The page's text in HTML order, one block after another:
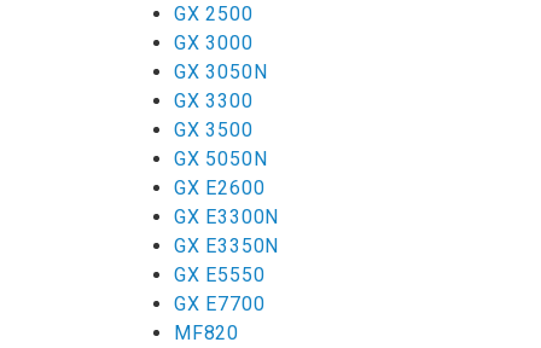
GX 2500
GX 3000
GX 3050N
GX 3300
GX 3500
GX 5050N
GX E2600
GX E3300N
GX E3350N
GX E5550
GX E7700
MF820